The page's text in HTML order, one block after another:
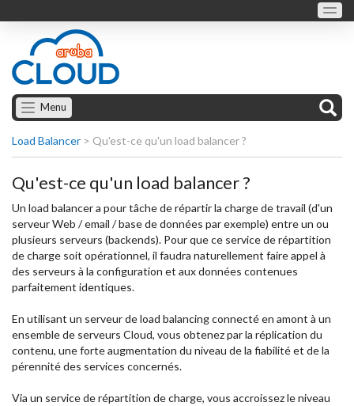
Menu
Load Balancer > Qu'est-ce qu'un load balancer ?
Qu'est-ce qu'un load balancer ?
Un load balancer a pour tâche de répartir la charge de travail (d'un
serveur Web / email / base de données par exemple) entre un ou
plusieurs serveurs (backends). Pour que ce service de répartition
de charge soit opérationnel, il faudra naturellement faire appel à
des serveurs à la configuration et aux données contenues
parfaitement identiques.
En utilisant un serveur de load balancing connecté en amont à un
ensemble de serveurs Cloud, vous obtenez par la réplication du
contenu, une forte augmentation du niveau de la fiabilité et de la
pérennité des services concernés.
Via un service de répartition de charge, vous accroissez le niveau